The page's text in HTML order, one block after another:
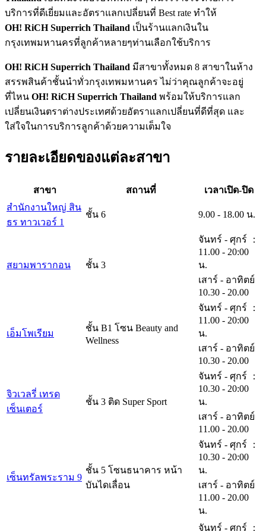
บริการที่ดีเยี่ยมและอัตราแลกเปลี่ยนที่ Best rate ทำให้
OH! RiCH Superrich Thailand เป็นร้านแลกเงินใน
กรุงเทพมหานครที่ลูกค้าหลายๆท่านเลือกใช้บริการ
OH! RiCH Superrich Thailand มีสาขาทั้งหมด 8 สาขาในห้าง
สรรพสินค้าชั้นนำทั่วกรุงเทพมหานคร ไม่ว่าคุณลูกค้าจะอยู่
ที่ไหน OH! RiCH Superrich Thailand พร้อมให้บริการแลก
เปลี่ยนเงินตราต่างประเทศด้วยอัตราแลกเปลี่ยนที่ดีที่สุด และ
ใส่ใจในการบริการลูกค้าด้วยความเต็มใจ
รายละเอียดของแต่ละสาขา
สาขา สถานที่
เวลาเปิด-ปิด
สำนักงานใหญ่ สิน
ธร ทาวเวอร์ 1
ชั้น 6 9.00 - 18.00 น.
สยามพารากอน ชั้น 3
จันทร์ - ศุกร์ ：
11.00 - 20:00
น.
เสาร์ - อาทิตย์
10.30 - 20.00
เอ็มโพเรียม
ชั้น B1 โซน Beauty and
Wellness
จันทร์ - ศุกร์ ：
11.00 - 20:00
น.
เสาร์ - อาทิตย์
10.30 - 20.00
จิวเวลรี่ เทรด
เซ็นเตอร์
ชั้น 3 ติด Super Sport
จันทร์ - ศุกร์ ：
10.30 - 20:00
น.
เสาร์ - อาทิตย์
11.00 - 20.00
เซ็นทรัลพระราม 9
ชั้น 5 โซนธนาคาร หน้า
บันไดเลื่อน
จันทร์ - ศุกร์ ：
10.30 - 20:00
น.
เสาร์ - อาทิตย์
11.00 - 20.00
น.
จันทร์ - ศุกร์ ：